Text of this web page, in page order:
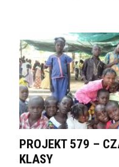
PROJEKT 579 –
KLASY